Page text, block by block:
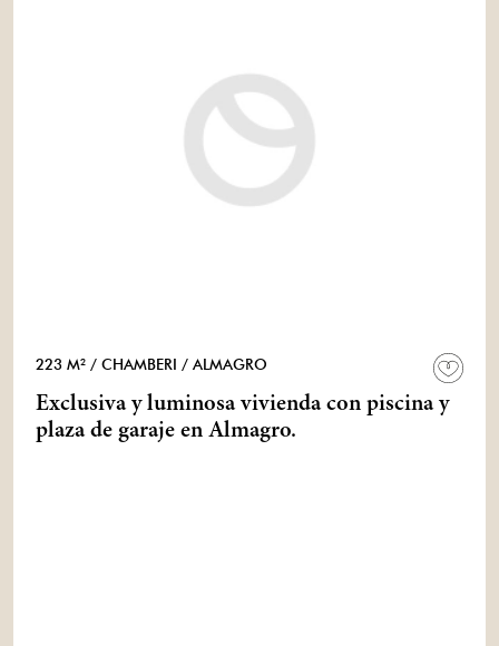
223 M² / CHAMBERI / ALMAGRO
Exclusiva y luminosa vivienda con piscina y
plaza de garaje en Almagro.